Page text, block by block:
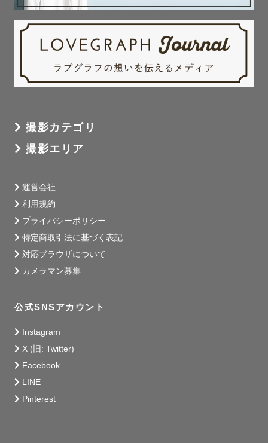
撮影カテゴリ
撮影エリア
運営会社
利用規約
プライバシーポリシー
特定商取引法に基づく表記
対応ブラウザについて
カメラマン募集
公式SNSアカウント
Instagram
X (旧: Twitter)
Facebook
LINE
Pinterest